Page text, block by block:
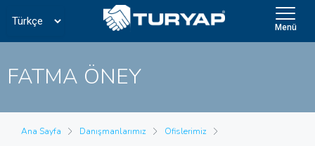
Menü
FATMA ÖNEY
Ana Sayfa Danışmanlarımız Ofislerimiz